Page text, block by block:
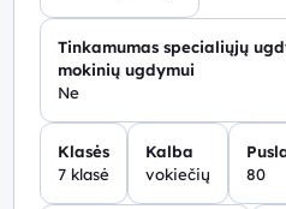
Tinkamumas specialiųjų
mokinių ugdymui
Ne
Klasės
7 klasė
Kalba
vokiečių
80